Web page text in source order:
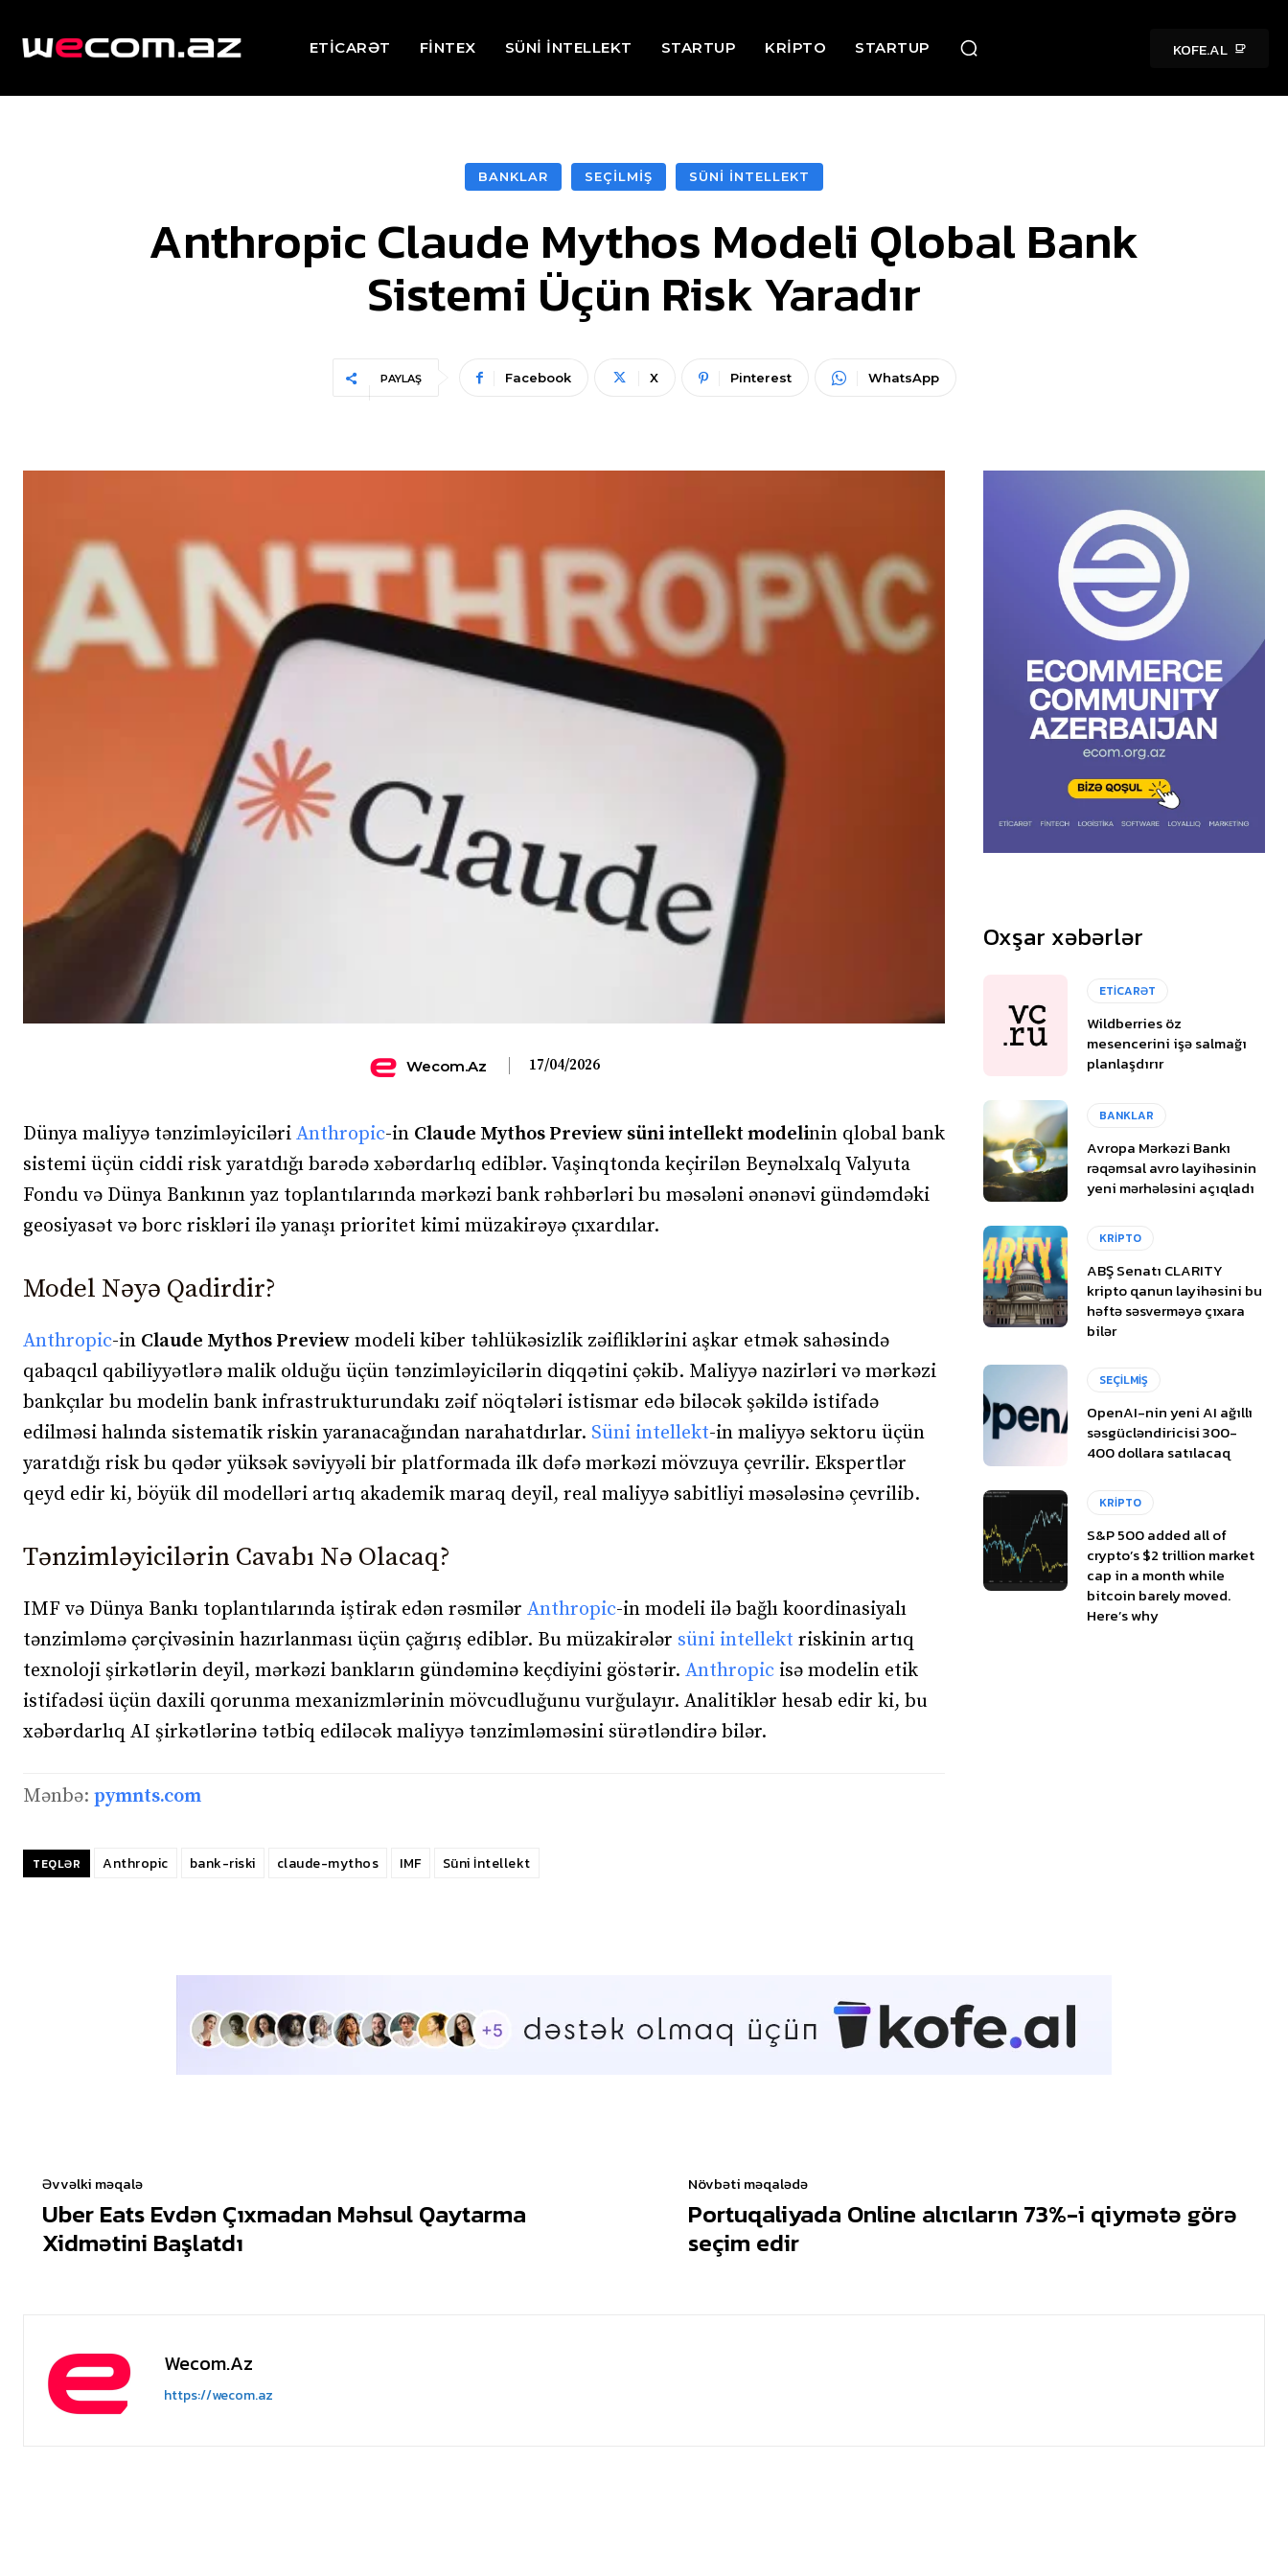
ETİCARƏT FİNTEX SÜNİ İNTELLEKT STARTUP KRİPTO STARTUP KOFE.AL
BANKLAR SEÇİLMİŞ SÜNİ İNTELLEKT
Anthropic Claude Mythos Modeli Qlobal Bank
Sistemi Üçün Risk Yaradır
PAYLAŞ Facebook X Pinterest WhatsApp
Wecom.az 17/04/2026
Dünya maliyyə tənzimləyiciləri Anthropic-in Claude Mythos Preview süni intellekt modelinin qlobal bank
sistemi üçün ciddi risk yaratdığı barədə xəbərdarlıq ediblər. Vaşinqtonda keçirilən Beynəlxalq Valyuta
Fondu və Dünya Bankının yaz toplantılarında mərkəzi bank rəhbərləri bu məsələni ənənəvi gündəmdəki
geosiyasət və borc riskləri ilə yanaşı prioritet kimi müzakirəyə çıxardılar.
Model Nəyə Qadirdir?
Anthropic-in Claude Mythos Preview modeli kiber təhlükəsizlik zəifliklərini aşkar etmək sahəsində
qabaqcıl qabiliyyətlərə malik olduğu üçün tənzimləyicilərin diqqətini çəkib. Maliyyə nazirləri və mərkəzi
bankçılar bu modelin bank infrastrukturundakı zəif nöqtələri istismar edə biləcək şəkildə istifadə
edilməsi halında sistematik riskin yaranacağından narahatdırlar. Süni intellekt-in maliyyə sektoru üçün
yaratdığı risk bu qədər yüksək səviyyəli bir platformada ilk dəfə mərkəzi mövzuya çevrilir. Ekspertlər
qeyd edir ki, böyük dil modelləri artıq akademik maraq deyil, real maliyyə sabitliyi məsələsinə çevrilib.
Tənzimləyicilərin Cavabı Nə Olacaq?
IMF və Dünya Bankı toplantılarında iştirak edən rəsmilər Anthropic-in modeli ilə bağlı koordinasiyalı
tənzimləmə çərçivəsinin hazırlanması üçün çağırış ediblər. Bu müzakirələr süni intellekt riskinin artıq
texnoloji şirkətlərin deyil, mərkəzi bankların gündəminə keçdiyini göstərir. Anthropic isə modelin etik
istifadəsi üçün daxili qorunma mexanizmlərinin mövcudluğunu vurğulayır. Analitiklər hesab edir ki, bu
xəbərdarlıq AI şirkətlərinə tətbiq ediləcək maliyyə tənzimləməsini sürətləndirə bilər.
Mənbə: pymnts.com
TEQLƏR Anthropic bank-riski claude-mythos IMF Süni İntellekt
Oxşar xəbərlər
ETİCARƏT
Wildberries öz
mesencerini işə salmağı
planlaşdırır
BANKLAR
Avropa Mərkəzi Bankı
rəqəmsal avro layihəsinin
yeni mərhələsini açıqladı
KRİPTO
ABŞ Senatı CLARITY
kripto qanun layihəsini bu
həftə səsverməyə çıxara
bilər
SEÇİLMİŞ
OpenAI-nin yeni AI ağıllı
səsgücləndiricisi 300-
400 dollara satılacaq
KRİPTO
S&P 500 added all of
crypto’s $2 trillion market
cap in a month while
bitcoin barely moved.
Here’s why
Əvvəlki məqalə
Uber Eats Evdən Çıxmadan Məhsul Qaytarma
Xidmətini Başlatdı
Növbəti məqalədə
Portuqaliyada Online alıcıların 73%-i qiymətə görə
seçim edir
Wecom.az
https://wecom.az